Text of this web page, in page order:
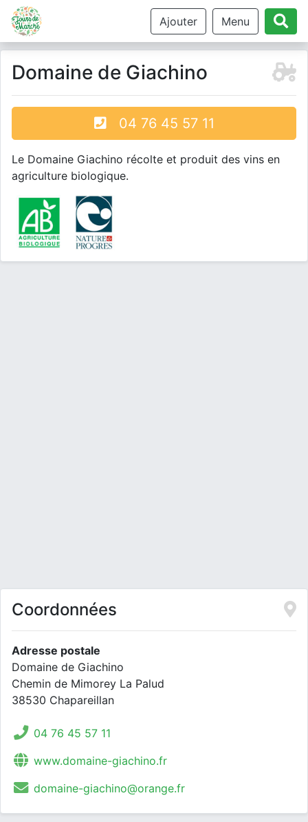
Ajouter Menu
Domaine de Giachino
04 76 45 57 11
Le Domaine Giachino récolte et produit des vins en
agriculture biologique.
Coordonnées
Adresse postale
Domaine de Giachino
Chemin de Mimorey La Palud
38530 Chapareillan
04 76 45 57 11
www.domaine-giachino.fr
domaine-giachino@orange.fr